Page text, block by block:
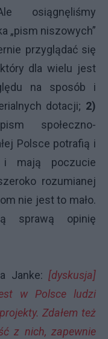
osiągnęliśmy
„pism niszowych”
przyglądać się
dla wielu jest
na sposób i
dotacji; 2)
społeczno-
Polsce potrafią i
mają poczucie
rozumianej
nie jest to mało.
sprawą opinię
Janke: [dyskusja]
w Polsce ludzi
Zdałem też
z nich, zapewnie